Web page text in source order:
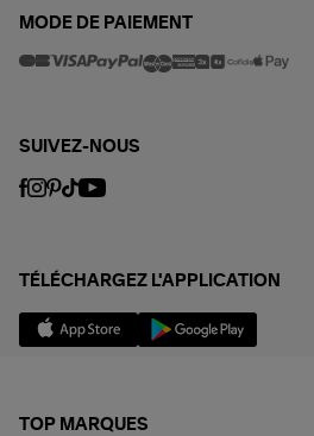
MODE DE PAIEMENT
SUIVEZ-NOUS
TÉLÉCHARGEZ L'APPLICATION
TOP MARQUES